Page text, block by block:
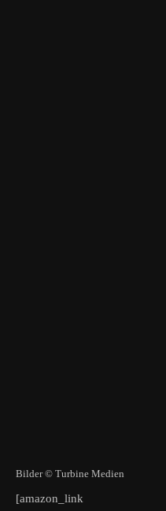
Bilder © Turbine Medien
[amazon_link